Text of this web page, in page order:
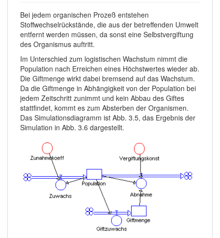
Bei jedem organischen Prozeß entstehen
Stoffwechselrückstände, die aus der betreffenden Umwelt
entfernt werden müssen, da sonst eine Selbstvergiftung
des Organismus auftritt.
Im Unterschied zum logistischen Wachstum nimmt die
Population nach Erreichen eines Höchstwertes wieder ab.
Die Giftmenge wirkt dabei bremsend auf das Wachstum.
Da die Giftmenge in Abhängigkeit von der Population bei
jedem Zeitschritt zunimmt und kein Abbau des Giftes
stattfindet, kommt es zum Absterben der Organismen.
Das Simulationsdiagramm ist Abb. 3.5, das Ergebnis der
Simulation in Abb. 3.6 dargestellt.